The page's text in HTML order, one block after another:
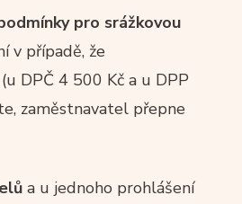
pro srážkovou
v případě, že
DPČ 4 500 Kč a u DPP
zaměstnavatel přepne
a u jednoho prohlášení